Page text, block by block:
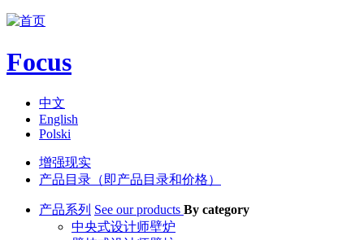
Jump to navigation
Focus
中文
English
Polski
增强现实
产品目录（即产品目录和价格）
产品系列 See our products By category
中央式设计师壁炉